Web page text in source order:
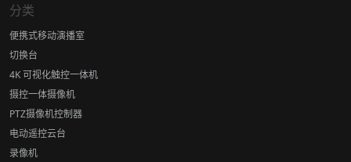
分类
便携式移动演播室
切换台
4K 可视化触控一体机
摄控一体摄像机
PTZ摄像机控制器
电动遥控云台
录像机